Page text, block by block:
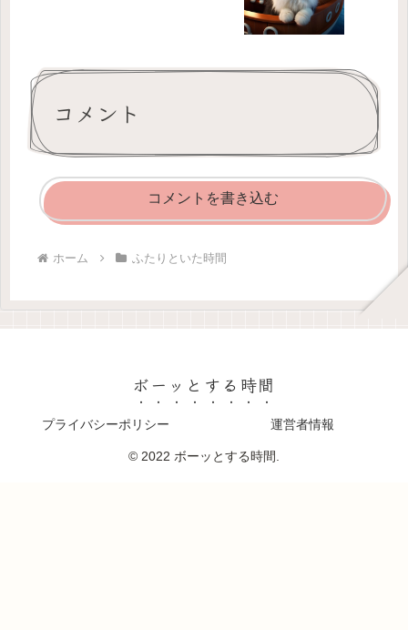
コメント
コメントを書き込む
ホーム ふたりといた時間
ボーッとする時間
プライバシーポリシー 運営者情報
© 2022 ボーッとする時間.